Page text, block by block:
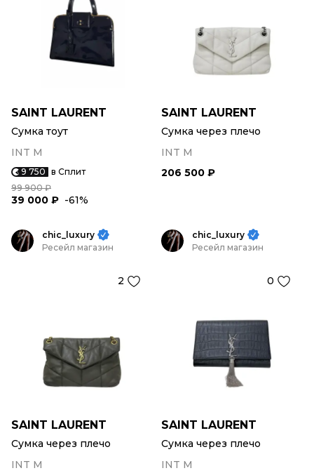
SAINT LAURENT
Сумка тоут
INT M
9 750 в Сплит
99 900 ₽
39 000 ₽ -61%
SAINT LAURENT
Сумка через плечо
INT M
206 500 ₽
chic_luxury
Ресейл магазин
2
SAINT LAURENT
Сумка через плечо
INT M
chic_luxury
Ресейл магазин
0
SAINT LAURENT
Сумка через плечо
INT M